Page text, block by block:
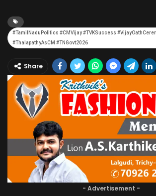
#TamilNaduPolitics #CMVijay #TVKSuccess
#ThalapathyAsCM #TNGovt2026
Share
- Advertisement -